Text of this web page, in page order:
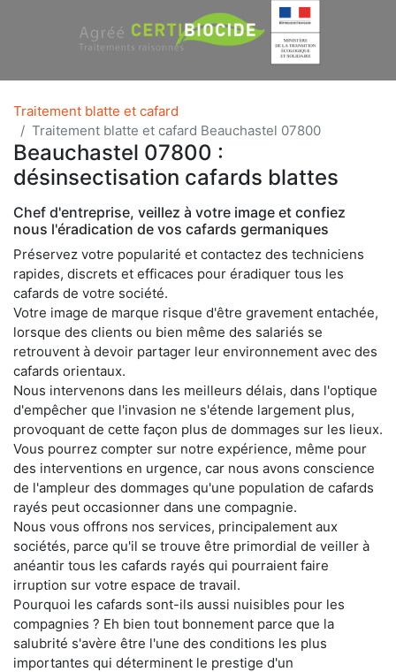
Traitement blatte et cafard
Traitement blatte et cafard Beauchastel 07800
Beauchastel 07800 :
désinsectisation cafards blattes
Chef d'entreprise, veillez à votre image et confiez
nous l'éradication de vos cafards germaniques
Préservez votre popularité et contactez des techniciens
rapides, discrets et efficaces pour éradiquer tous les
cafards de votre société.
Votre image de marque risque d'être gravement entachée,
lorsque des clients ou bien même des salariés se
retrouvent à devoir partager leur environnement avec des
cafards orientaux.
Nous intervenons dans les meilleurs délais, dans l'optique
d'empêcher que l'invasion ne s'étende largement plus,
provoquant de cette façon plus de dommages sur les lieux.
Vous pourrez compter sur notre expérience, même pour
des interventions en urgence, car nous avons conscience
de l'ampleur des dommages qu'une population de cafards
rayés peut occasionner dans une compagnie.
Nous vous offrons nos services, principalement aux
sociétés, parce qu'il se trouve être primordial de veiller à
anéantir tous les cafards rayés qui pourraient faire
irruption sur votre espace de travail.
Pourquoi les cafards sont-ils aussi nuisibles pour les
compagnies ? Eh bien tout bonnement parce que la
salubrité s'avère être l'une des conditions les plus
importantes qui déterminent le prestige d'un